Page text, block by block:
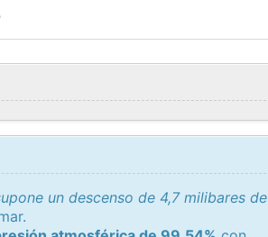
un descenso de 4,7 milibares de